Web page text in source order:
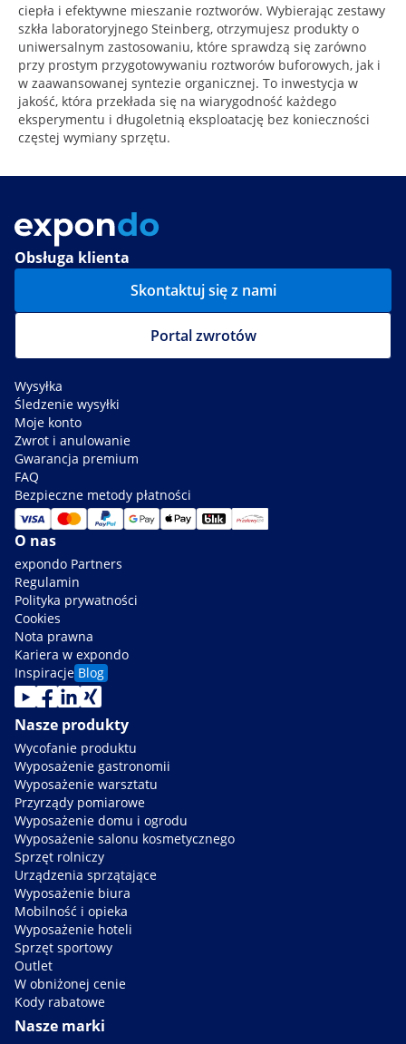
ciepła i efektywne mieszanie roztworów. Wybierając zestawy
szkła laboratoryjnego Steinberg, otrzymujesz produkty o
uniwersalnym zastosowaniu, które sprawdzą się zarówno
przy prostym przygotowywaniu roztworów buforowych, jak i
w zaawansowanej syntezie organicznej. To inwestycja w
jakość, która przekłada się na wiarygodność każdego
eksperymentu i długoletnią eksploatację bez konieczności
częstej wymiany sprzętu.
Obsługa klienta
Skontaktuj się z nami
Portal zwrotów
Wysyłka
Śledzenie wysyłki
Moje konto
Zwrot i anulowanie
Gwarancja premium
FAQ
Bezpieczne metody płatności
O nas
expondo Partners
Regulamin
Polityka prywatności
Cookies
Nota prawna
Kariera w expondo
Inspiracje Blog
Nasze produkty
Wycofanie produktu
Wyposażenie gastronomii
Wyposażenie warsztatu
Przyrządy pomiarowe
Wyposażenie domu i ogrodu
Wyposażenie salonu kosmetycznego
Sprzęt rolniczy
Urządzenia sprzątające
Wyposażenie biura
Mobilność i opieka
Wyposażenie hoteli
Sprzęt sportowy
Outlet
W obniżonej cenie
Kody rabatowe
Nasze marki